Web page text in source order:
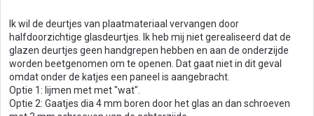
Ik wil de deurtjes van plaatmateriaal vervangen door
halfdoorzichtige glasdeurtjes. Ik heb mij niet gerealiseerd dat de
glazen deurtjes geen handgrepen hebben en aan de onderzijde
worden beetgenomen om te openen. Dat gaat niet in dit geval
omdat onder de katjes een paneel is aangebracht.
Optie 1: lijmen met met "wat".
Optie 2: Gaatjes dia 4 mm boren door het glas an dan schroeven